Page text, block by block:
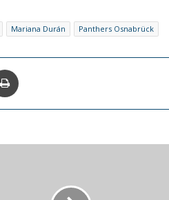
Mariana Durán Panthers Osnabrück